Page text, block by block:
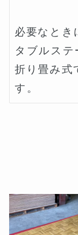
必要なとき
タブルステ
折り畳み式